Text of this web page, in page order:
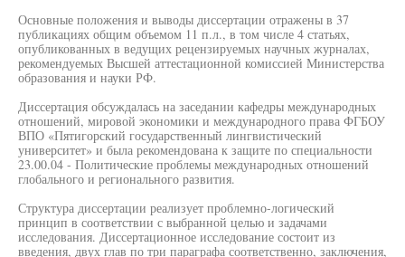
Основные положения и выводы диссертации отражены в 37
публикациях общим объемом 11 п.л., в том числе 4 статьях,
опубликованных в ведущих рецензируемых научных журналах,
рекомендуемых Высшей аттестационной комиссией Министерства
образования и науки РФ.
Диссертация обсуждалась на заседании кафедры международных
отношений, мировой экономики и международного права ФГБОУ
ВПО «Пятигорский государственный лингвистический
университет» и была рекомендована к защите по специальности
23.00.04 - Политические проблемы международных отношений
глобального и регионального развития.
Структура диссертации реализует проблемно-логический
принцип в соответствии с выбранной целью и задачами
исследования. Диссертационное исследование состоит из
введения, двух глав по три параграфа соответственно, заключения,